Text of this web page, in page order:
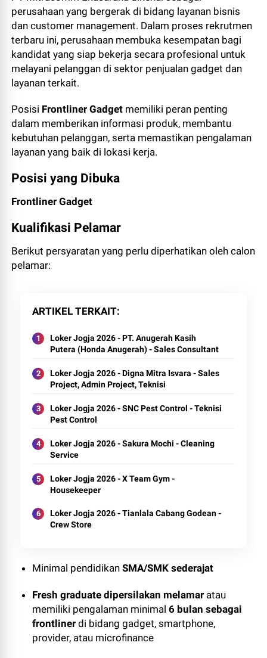
perusahaan yang bergerak di bidang layanan bisnis
dan customer management. Dalam proses rekrutmen
terbaru ini, perusahaan membuka kesempatan bagi
kandidat yang siap bekerja secara profesional untuk
melayani pelanggan di sektor penjualan gadget dan
layanan terkait.
Posisi Frontliner Gadget memiliki peran penting
dalam memberikan informasi produk, membantu
kebutuhan pelanggan, serta memastikan pengalaman
layanan yang baik di lokasi kerja.
Posisi yang Dibuka
Frontliner Gadget
Kualifikasi Pelamar
Berikut persyaratan yang perlu diperhatikan oleh calon
pelamar:
ARTIKEL TERKAIT
Loker Jogja 2026 - PT. Anugerah Kasih
Putera (Honda Anugerah) - Sales Consultant
Loker Jogja 2026 - Digna Mitra Isvara - Sales
Project, Admin Project, Teknisi
Loker Jogja 2026 - SNC Pest Control - Teknisi
Pest Control
Loker Jogja 2026 - Sakura Mochi - Cleaning
Service
Loker Jogja 2026 - X Team Gym -
Housekeeper
Loker Jogja 2026 - Tianlala Cabang Godean -
Crew Store
Minimal pendidikanSMA/SMK sederajat
Fresh graduate dipersilakan melamar atau
memiliki pengalaman minimal6 bulan sebagai
frontliner di bidang gadget, smartphone,
provider, atau microfinance